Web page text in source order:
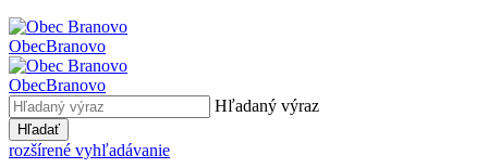
ObecBranovo
ObecBranovo
Hľadaný výraz
Hľadať
rozšírené vyhľadávanie